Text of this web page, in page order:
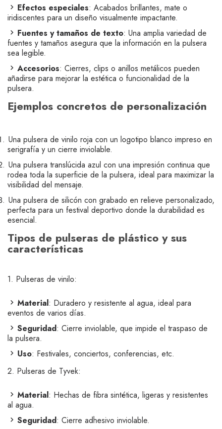
Efectos especiales: Acabados brillantes, mate o
iridiscentes para un diseño visualmente impactante.
Fuentes y tamaños de texto: Una amplia variedad de
fuentes y tamaños asegura que la información en la pulsera
sea legible.
Accesorios: Cierres, clips o anillos metálicos pueden
añadirse para mejorar la estética o funcionalidad de la
pulsera.
Ejemplos concretos de personalización
Una pulsera de vinilo roja con un logotipo blanco impreso en
serigrafía y un cierre inviolable.
Una pulsera translúcida azul con una impresión continua que
rodea toda la superficie de la pulsera, ideal para maximizar la
visibilidad del mensaje.
Una pulsera de silicón con grabado en relieve personalizado,
perfecta para un festival deportivo donde la durabilidad es
esencial.
Tipos de pulseras de plástico y sus
características
1. Pulseras de vinilo:
Material: Duradero y resistente al agua, ideal para
eventos de varios días.
Seguridad: Cierre inviolable, que impide el traspaso de
la pulsera.
Uso: Festivales, conciertos, conferencias, etc.
2. Pulseras de Tyvek:
Material: Hechas de fibra sintética, ligeras y resistentes
al agua.
Seguridad: Cierre adhesivo inviolable.